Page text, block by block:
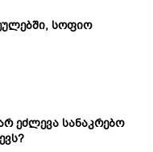
სოფიო
ეძლევა სანაკრებო